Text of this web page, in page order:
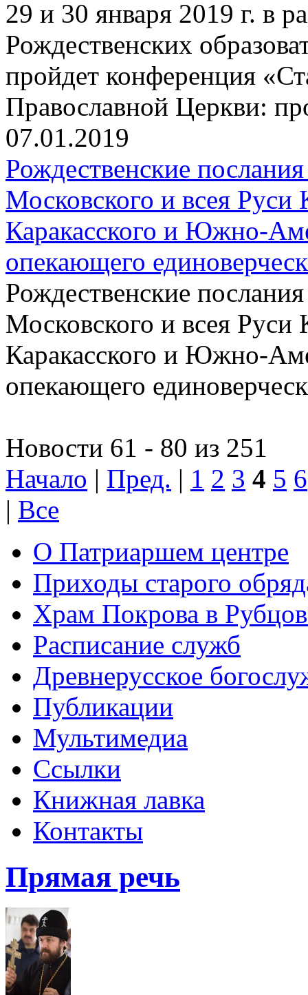
29 и 30 января 2019 г. в
Рождественских
пройдет конференция
Православной Церкви:
07.01.2019
Рождественские
Московского и всея Руси
Каракасского и Южно-
опекающего
Рождественские
Московского и всея Руси
Каракасского и Южно-
опекающего
Новости 61 - 80 из 251
Начало | Пред. | 1 2 3 4 5 6
| Все
О Патриаршем центре
Приходы старого
Храм Покрова в
Расписание служб
Древнерусское
Публикации
Мультимедиа
Ссылки
Книжная лавка
Контакты
Прямая речь